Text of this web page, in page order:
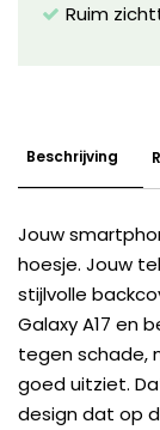
Ruim
Beschrijving
Jouw
hoesje. Jouw
stijlvolle
Galaxy A17 en
tegen schade,
goed uitziet.
design dat op